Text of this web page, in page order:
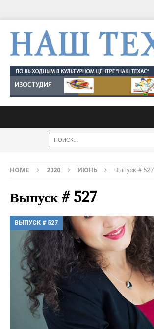
HOME 2020 ИЮНЬ Выпуск # 527
Выпуск # 527
ВЫПУСК # 527